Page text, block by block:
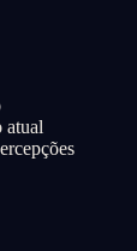
atual